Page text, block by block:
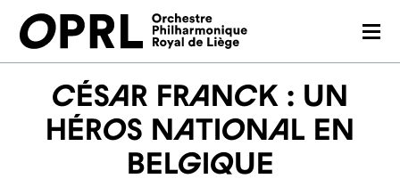
CONCERTS
SAISON 26-27
César Franck : un
héros national en
Belgique